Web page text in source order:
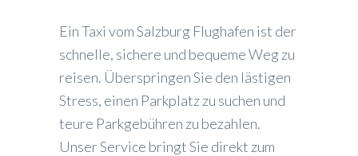
Ein Taxi vom Salzburg Flughafen ist der
schnelle, sichere und bequeme Weg zu
reisen. Überspringen Sie den lästigen
Stress, einen Parkplatz zu suchen und
teure Parkgebühren zu bezahlen.
Unser Service bringt Sie direkt zum